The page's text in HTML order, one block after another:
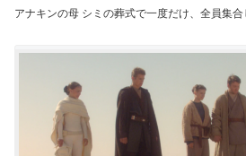
アナキンの母 シミの葬式で一度だけ、全員集合